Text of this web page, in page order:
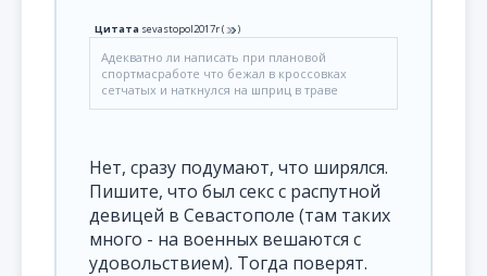
Цитата sevastopol2017r( )
Адекватно ли написать при плановой
спортмасработе что бежал в кроссовках
сетчатых и наткнулся на шприц в траве
Нет, сразу подумают, что ширялся.
Пишите, что был секс с распутной
девицей в Севастополе (там таких
много - на военных вешаются с
удовольствием). Тогда поверят.